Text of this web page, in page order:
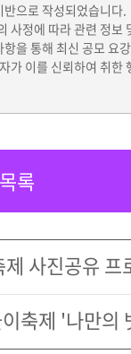
으로 작성되었습니다.
사정에 따라 관련 정보
을 통해 최신 공모 요
가 이를 신뢰하여 취한
목록